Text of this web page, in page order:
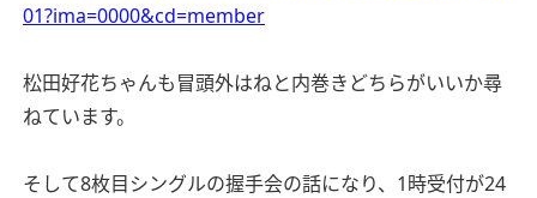
01?ima=0000&cd=member
松田好花ちゃんも冒頭外はねと内巻きどちらがいいか尋
ねています。
そして8枚目シングルの握手会の話になり、1時受付が24